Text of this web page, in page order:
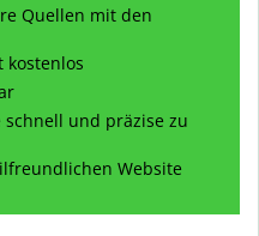
Quellen mit den
kostenlos
schnell und präzise zu
Website